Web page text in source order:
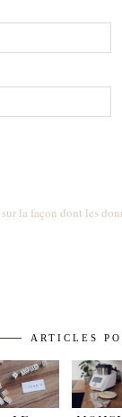
la façon dont les
ARTICLES